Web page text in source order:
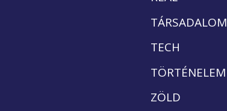
TÁRSADALOM
TECH
TÖRTÉNELEM
ZÖLD